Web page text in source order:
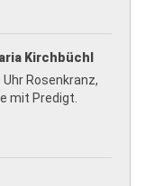
Kirchbüchl
Uhr Rosenkranz,
mit Predigt.